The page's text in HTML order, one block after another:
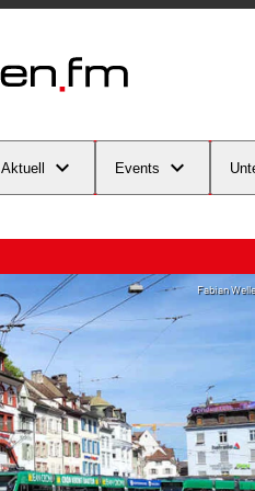
Aktuell Events
Fabian